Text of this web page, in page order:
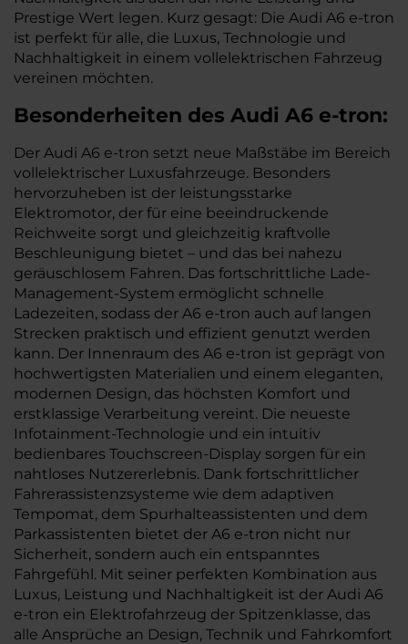
Prestige Wert legen. Kurz gesagt: Die Audi A6 e-tron
ist perfekt für alle, die Luxus, Technologie und
Nachhaltigkeit in einem vollelektrischen Fahrzeug
vereinen möchten.
Besonderheiten des Audi A6 e-tron:
Der Audi A6 e-tron setzt neue Maßstäbe im Bereich
vollelektrischer Luxusfahrzeuge. Besonders
hervorzuheben ist der leistungsstarke
Elektromotor, der für eine beeindruckende
Reichweite sorgt und gleichzeitig kraftvolle
Beschleunigung bietet – und das bei nahezu
geräuschlosem Fahren. Das fortschrittliche Lade-
Management-System ermöglicht schnelle
Ladezeiten, sodass der A6 e-tron auch auf langen
Strecken praktisch und effizient genutzt werden
kann. Der Innenraum des A6 e-tron ist geprägt von
hochwertigsten Materialien und einem eleganten,
modernen Design, das höchsten Komfort und
erstklassige Verarbeitung vereint. Die neueste
Infotainment-Technologie und ein intuitiv
bedienbares Touchscreen-Display sorgen für ein
nahtloses Nutzererlebnis. Dank fortschrittlicher
Fahrerassistenzsysteme wie dem adaptiven
Tempomat, dem Spurhalteassistenten und dem
Parkassistenten bietet der A6 e-tron nicht nur
Sicherheit, sondern auch ein entspanntes
Fahrgefühl. Mit seiner perfekten Kombination aus
Luxus, Leistung und Nachhaltigkeit ist der Audi A6
e-tron ein Elektrofahrzeug der Spitzenklasse, das
alle Ansprüche an Design, Technik und Fahrkomfort